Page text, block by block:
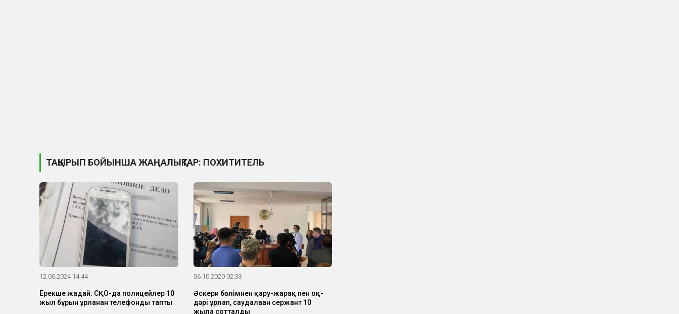
ТАҚЫРЫП БОЙЫНША ЖАҢАЛЫҚТАР: ПОХИТИТЕЛЬ
12.06.2024 14:44
Ерекше жағдай: СҚО-да полицейлер 10
жыл бұрын ұрланған телефонды тапты
06.10.2020 02:33
Әскери бөлімнен қару-жарақ пен оқ-
дәрі ұрлап, саудалаған сержант 10
жылға сотталды